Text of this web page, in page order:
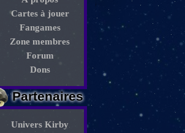
Cartes à jouer
Fangames
Zone membres
Forum
Dons
Partenaires
Univers Kirby